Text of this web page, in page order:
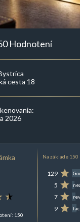
Hodnotení
cesta 18
2026
150
Na základe
129
5
7
9